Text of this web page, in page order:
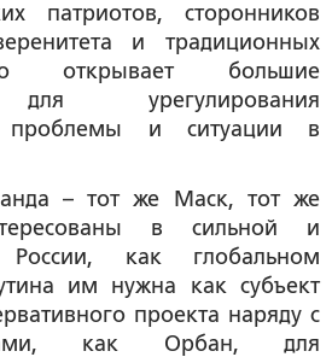
патриотов, сторонников
и традиционных
открывает большие
урегулирования
проблемы и ситуации в
– тот же Маск, тот же
в сильной и
России, как глобальном
им нужна как субъект
проекта наряду с
как Орбан, для